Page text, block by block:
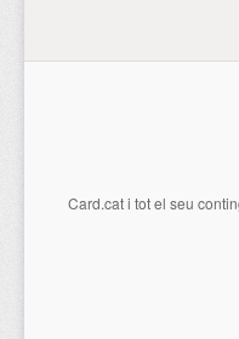
Card.cati tot el seu